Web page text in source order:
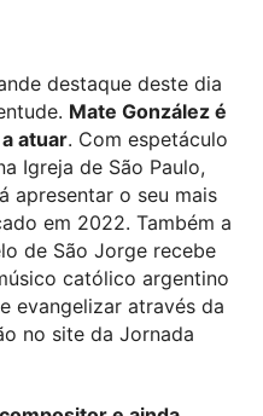
destaque deste dia
Mate González é
atuar. Com espetáculo
Igreja de São Paulo,
apresentar o seu mais
em 2022. Também a
de São Jorge recebe
católico argentino
evangelizar através da
no site da Jornada